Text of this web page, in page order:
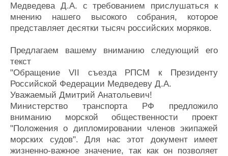
Медведева Д.А. с требованием прислушаться к
мнению нашего высокого собрания, которое
представляет десятки тысяч российских моряков.
Предлагаем вашему вниманию следующий его
текст
"Обращение VII съезда РПСМ к Президенту
Российской Федерации Медведеву Д.А.
Уважаемый Дмитрий Анатольевич!
Министерство транспорта РФ предложило
вниманию морской общественности проект
"Положения о дипломировании членов экипажей
морских судов". Для нас этот документ имеет
жизненно-важное значение, так как он позволяет